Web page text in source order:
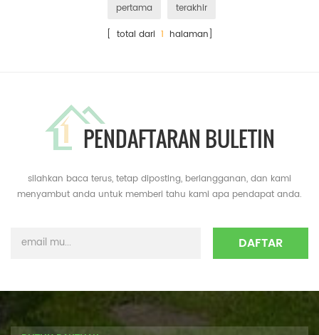
pertama
terakhir
[ total dari 1 halaman]
PENDAFTARAN BULETIN
silahkan baca terus, tetap diposting, berlangganan, dan kami
menyambut anda untuk memberi tahu kami apa pendapat anda.